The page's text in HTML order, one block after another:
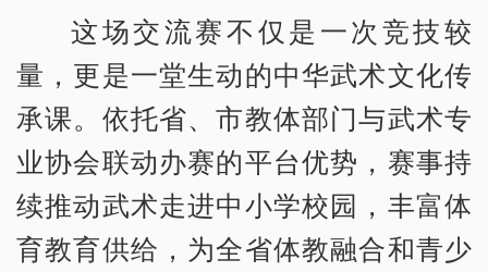
这场交流赛不仅是一次竞技较
量，更是一堂生动的中华武术文化传
承课。依托省、市教体部门与武术专
业协会联动办赛的平台优势，赛事持
续推动武术走进中小学校园，丰富体
育教育供给，为全省体教融合和青少